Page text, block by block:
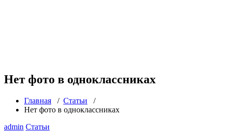
Нет фото в одноклассниках
Главная / Статьи /
Нет фото в одноклассниках
admin Статьи